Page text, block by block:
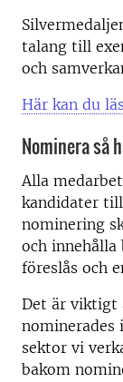
talang till
och
Här kan du
Nominera så
Alla
kandidater
nominering
och innehålla
föreslås och
Det är viktigt
nominerades
sektor vi
bakom